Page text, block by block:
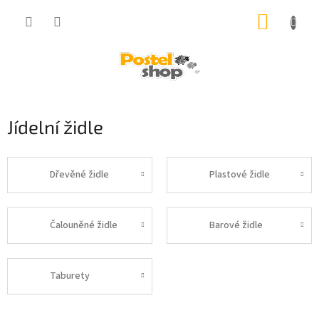
Jídelní židle
Dřevěné židle Plastové židle
Čalouněné židle Barové židle
Taburety